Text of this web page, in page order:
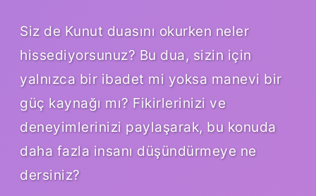
Siz de Kunut duasını okurken neler
hissediyorsunuz? Bu dua, sizin için
yalnızca bir ibadet mi yoksa manevi bir
güç kaynağı mı? Fikirlerinizi ve
deneyimlerinizi paylaşarak, bu konuda
daha fazla insanı düşündürmeye ne
dersiniz?